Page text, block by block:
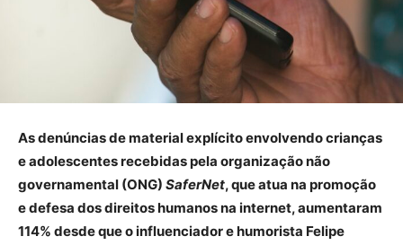
As denúncias de material explícito envolvendo crianças
e adolescentes recebidas pela organização não
governamental (ONG) SaferNet, que atua na promoção
e defesa dos direitos humanos na internet, aumentaram
114% desde que o influenciador e humorista Felipe